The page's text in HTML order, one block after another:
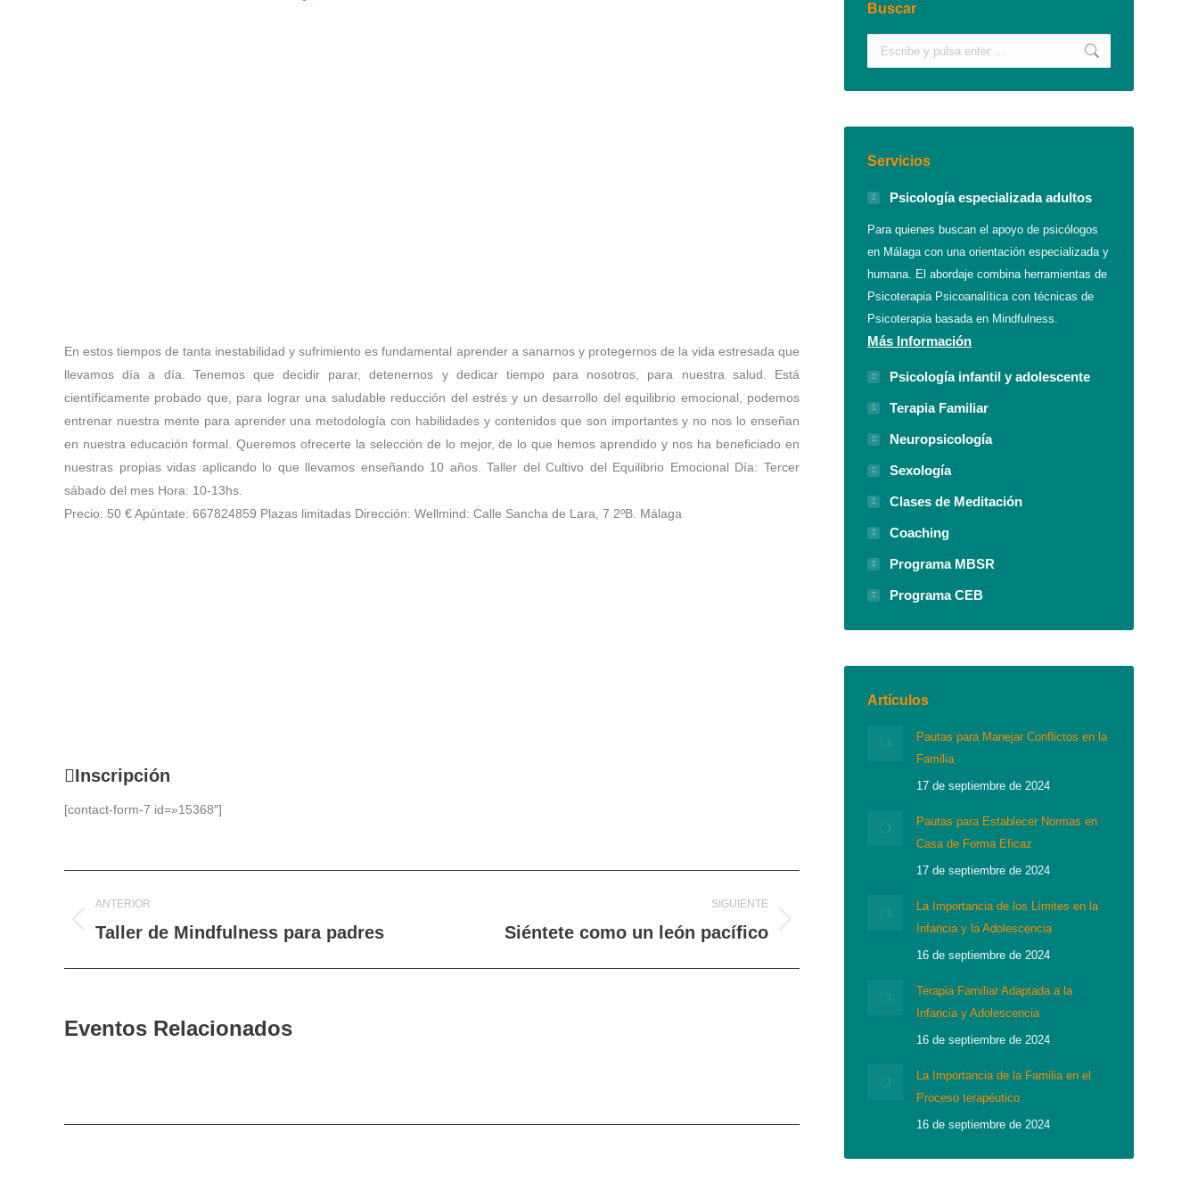
En estos tiempos de tanta inestabilidad y sufrimiento es fundamental aprender a sanarnos y protegernos de la vida estresada que
llevamos día a día. Tenemos que decidir parar, detenernos y dedicar tiempo para nosotros, para nuestra salud. Está
científicamente probado que, para lograr una saludable reducción del estrés y un desarrollo del equilibrio emocional, podemos
entrenar nuestra mente para aprender una metodología con habilidades y contenidos que son importantes y no nos lo enseñan
en nuestra educación formal. Queremos ofrecerte la selección de lo mejor, de lo que hemos aprendido y nos ha beneficiado en
nuestras propias vidas aplicando lo que llevamos enseñando 10 años. Taller del Cultivo del Equilibrio Emocional Día: Tercer
sábado del mes Hora: 10-13hs.
Precio: 50 € Apúntate: 667824859 Plazas limitadas Dirección: Wellmind: Calle Sancha de Lara, 7 2ºB. Málaga
Inscripción
[contact-form-7 id=»15368″]
entre
proyectos
ANTERIOR
Proyecto
Taller de Mindfulness para padres
SIGUIENTE
ProyectoSiéntete como un león pacífico
Eventos Relacionados
Buscar
Buscar:
Servicios
Psicología especializada adultos
Para quienes buscan el apoyo de psicólogos
en Málaga con una orientación especializada y
humana. El abordaje combina herramientas de
Psicoterapia Psicoanalítica con técnicas de
Psicoterapia basada en Mindfulness.
Más Información
Psicología infantil y adolescente
Terapia Familiar
Neuropsicología
Sexología
Clases de Meditación
Coaching
Programa MBSR
Programa CEB
Artículos
Pautas para Manejar Conflictos en la
Familia
17 de septiembre de 2024
Pautas para Establecer Normas en
Casa de Forma Eficaz
17 de septiembre de 2024
La Importancia de los Límites en la
Infancia y la Adolescencia
16 de septiembre de 2024
Terapia Familiar Adaptada a la
Infancia y Adolescencia
16 de septiembre de 2024
La Importancia de la Familia en el
Proceso terapéutico
16 de septiembre de 2024